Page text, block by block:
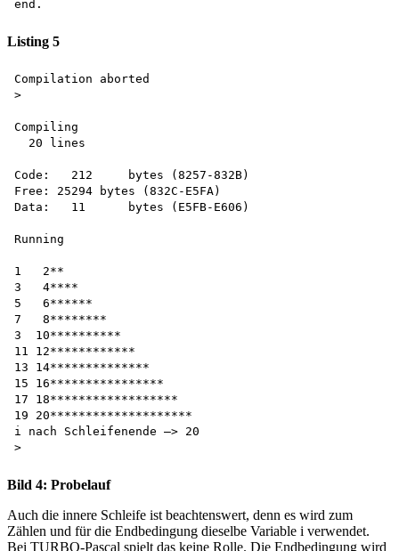
Listing 5
Compilation aborted
>
Compiling
  20 lines
Code:	212	bytes (8257-832B)
Free: 25294 bytes (832C-E5FA)
Data:	11	bytes (E5FB-E606)
Running
1   2**
3   4****
5   6******
7   8********
3  10**********
11 12************
13 14**************
15 16****************
17 18******************
19 20********************
i nach Schleifenende —> 20
Bild 4: Probelauf
Auch die innere Schleife ist beachtenswert, denn es wird zum
Zählen und für die Endbedingung dieselbe Variable i verwendet.
Bei TURBO-Pascal spielt das keine Rolle. Die Endbedingung wird